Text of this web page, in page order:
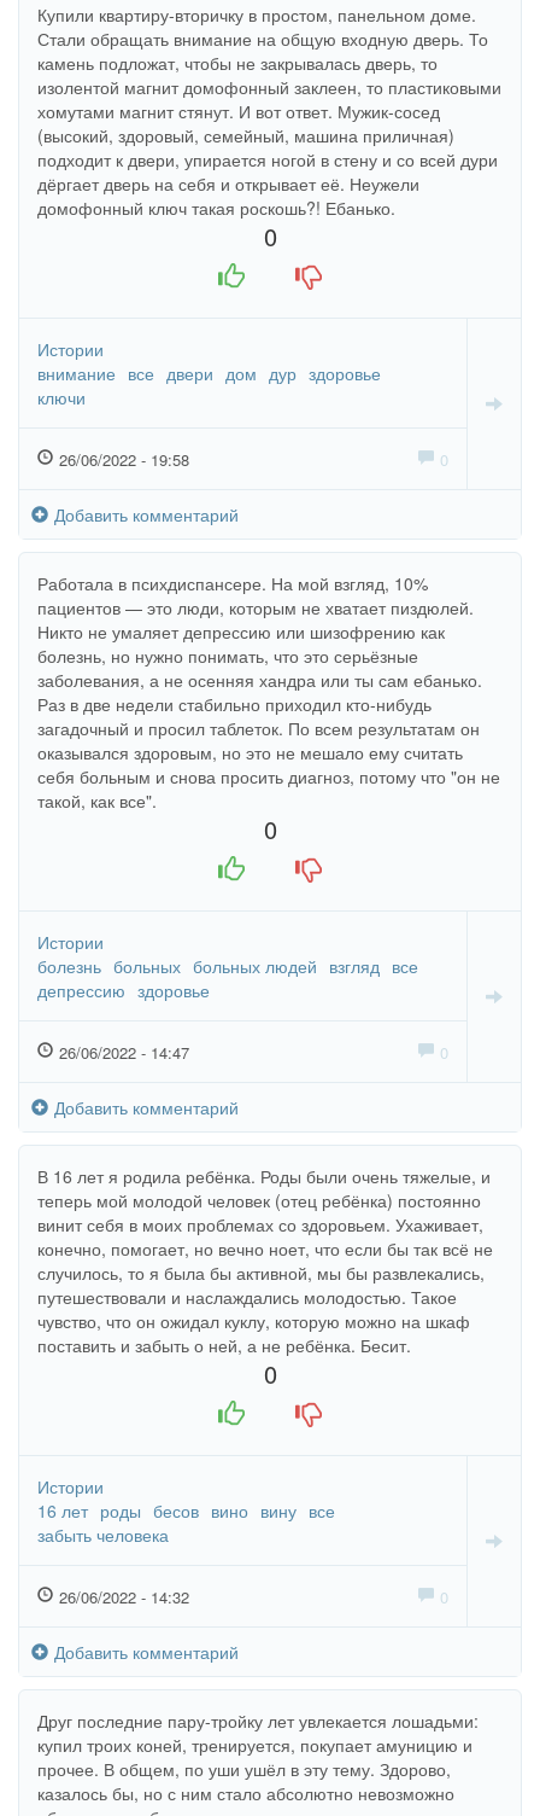
Купили квартиру-вторичку в простом, панельном доме.
Стали обращать внимание на общую входную дверь. То
камень подложат, чтобы не закрывалась дверь, то
изолентой магнит домофонный заклеен, то пластиковыми
хомутами магнит стянут. И вот ответ. Мужик-сосед
(высокий, здоровый, семейный, машина приличная)
подходит к двери, упирается ногой в стену и со всей дури
дёргает дверь на себя и открывает её. Неужели
домофонный ключ такая роскошь?! Ебанько.
0
Истории
внимание все двери дом дур здоровье
ключи
26/06/2022 - 19:58 0
Добавить комментарий
Работала в психдиспансере. На мой взгляд, 10%
пациентов — это люди, которым не хватает пиздюлей.
Никто не умаляет депрессию или шизофрению как
болезнь, но нужно понимать, что это серьёзные
заболевания, а не осенняя хандра или ты сам ебанько.
Раз в две недели стабильно приходил кто-нибудь
загадочный и просил таблеток. По всем результатам он
оказывался здоровым, но это не мешало ему считать
себя больным и снова просить диагноз, потому что "он не
такой, как все".
0
Истории
болезнь больных больных людей взгляд все
депрессию здоровье
26/06/2022 - 14:47 0
Добавить комментарий
В 16 лет я родила ребёнка. Роды были очень тяжелые, и
теперь мой молодой человек (отец ребёнка) постоянно
винит себя в моих проблемах со здоровьем. Ухаживает,
конечно, помогает, но вечно ноет, что если бы так всё не
случилось, то я была бы активной, мы бы развлекались,
путешествовали и наслаждались молодостью. Такое
чувство, что он ожидал куклу, которую можно на шкаф
поставить и забыть о ней, а не ребёнка. Бесит.
0
Истории
16 лет роды бесов вино вину все
забыть человека
26/06/2022 - 14:32 0
Добавить комментарий
Друг последние пару-тройку лет увлекается лошадьми:
купил троих коней, тренируется, покупает амуницию и
прочее. В общем, по уши ушёл в эту тему. Здорово,
казалось бы, но с ним стало абсолютно невозможно